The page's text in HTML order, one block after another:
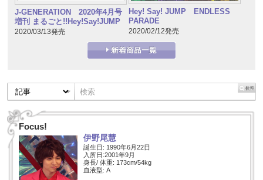
J-GENERATION 2020年4月号
増刊 まるごと!!Hey!Say!JUMP
2020/03/13発売
Hey! Say! JUMP ENDLESS
PARADE
2020/02/12発売
Focus!
伊野尾慧
誕生日: 1990年6月22日
入所日:2001年9月
身長/ 体重: 173cm/54kg
血液型: A